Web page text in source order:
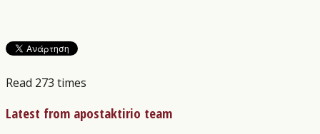
Read 273 times
Latest from apostaktirio team